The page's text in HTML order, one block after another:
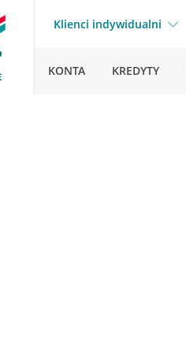
Klienci indywidualni
KONTA KREDYTY